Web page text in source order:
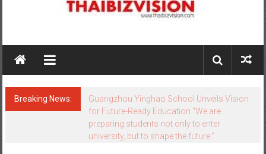
Breaking News:
Guangzhou Yinghao School Unveils Vision
for Future-Ready Education “We are
preparing students not only to enter
university, but to shape the future.”